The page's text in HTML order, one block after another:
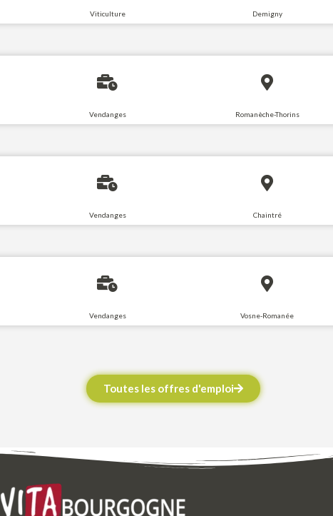
Viticulture Demigny
Vendanges Romanèche-Thorins
Vendanges Chaintré
Vendanges Vosne-Romanée
Toutes les offres d'emploi